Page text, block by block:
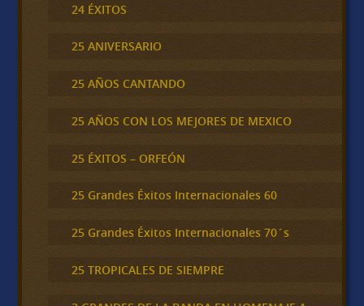
24 ÉXITOS
25 ANIVERSARIO
25 AÑOS CANTANDO
25 AÑOS CON LOS MEJORES DE MEXICO
25 ÉXITOS – ORFEÓN
25 Grandes Éxitos Internacionales 60
25 Grandes Éxitos Internacionales 70´s
25 TROPICALES DE SIEMPRE